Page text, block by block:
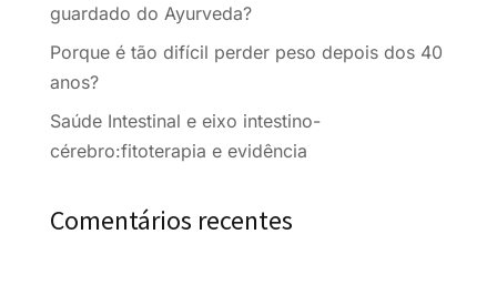
guardado do Ayurveda?
Porque é tão difícil perder peso depois dos 40
anos?
Saúde Intestinal e eixo intestino-
cérebro:fitoterapia e evidência
Comentários recentes